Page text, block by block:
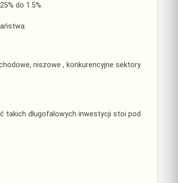
do 1.5%.
niszowe , konkurencyjne sektory
takich długofalowych inwestycji stoi pod